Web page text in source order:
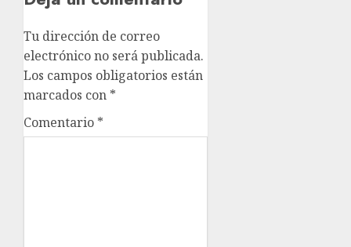
Tu dirección de correo
electrónico no será publicada.
Los campos obligatorios están
marcados con *
Comentario *